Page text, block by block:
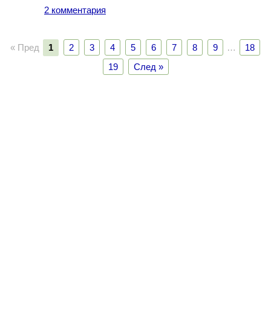
2 комментария
« Пред 1 2 3 4 5 6 7 8 9 …
18
19
След »